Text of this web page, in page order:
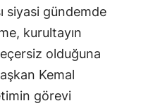
siyasi gündemde
kurultayın
olduğuna
Kemal
görevi